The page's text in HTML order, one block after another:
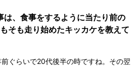
は、食事をするように当たり前の
そも走り始めたキッカケを教えて
ぐらいで20代後半の時ですね。その翌